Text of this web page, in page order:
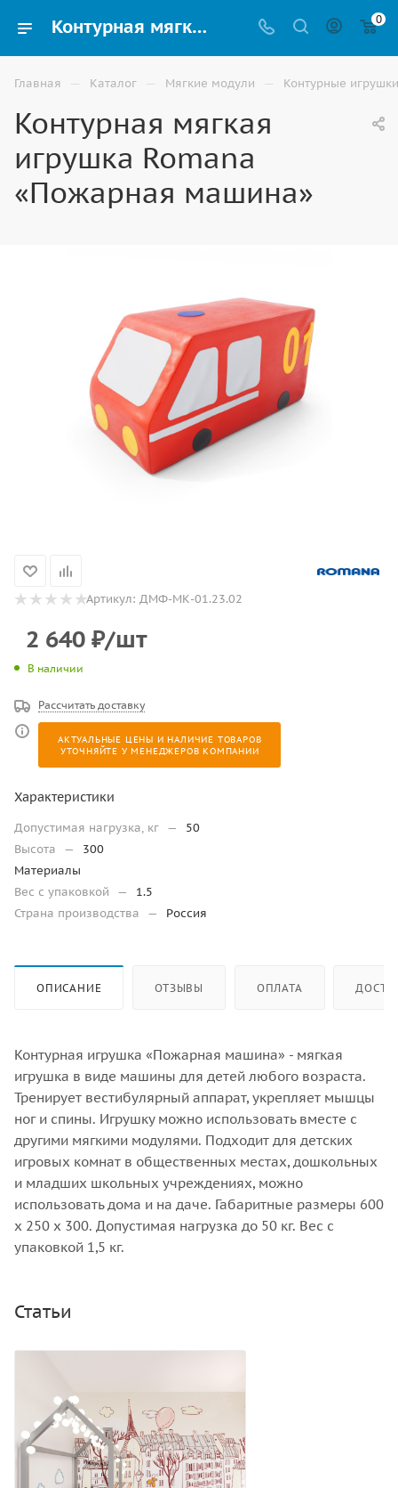
Контурная мягкая игрушка Romana «Пожарная машина» разных форм и размеров купить в Астрахани 0
Главная — Каталог — Мягкие модули — Контурные игрушки
Контурная мягкая
игрушка Romana
«Пожарная машина»
Артикул: ДМФ-МК-01.23.02
2 640 ₽/шт
В наличии
Рассчитать доставку
АКТУАЛЬНЫЕ ЦЕНЫ И НАЛИЧИЕ ТОВАРОВ
УТОЧНЯЙТЕ У МЕНЕДЖЕРОВ КОМПАНИИ
Характеристики
Допустимая нагрузка, кг —
50
Высота
—
300
Материалы
Вес с упаковкой
—
1.5
Страна производства
— Россия
ОПИСАНИЕ ОТЗЫВЫ ОПЛАТА
Контурная игрушка «Пожарная машина» - мягкая
игрушка в виде машины для детей любого возраста.
Тренирует вестибулярный аппарат, укрепляет мышцы
ног и спины. Игрушку можно использовать вместе с
другими мягкими модулями. Подходит для детских
игровых комнат в общественных местах, дошкольных
и младших школьных учреждениях, можно
использовать дома и на даче. Габаритные размеры 600
х 250 х 300. Допустимая нагрузка до 50 кг. Вес с
упаковкой 1,5 кг.
Статьи